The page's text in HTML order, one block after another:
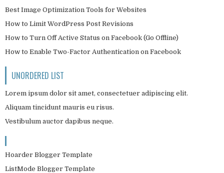
Best Image Optimization Tools for Websites
How to Limit WordPress Post Revisions
How to Turn Off Active Status on Facebook (Go Offline)
How to Enable Two-Factor Authentication on Facebook
UNORDERED LIST
Lorem ipsum dolor sit amet, consectetuer adipiscing elit.
Aliquam tincidunt mauris eu risus.
Vestibulum auctor dapibus neque.
Hoarder Blogger Template
ListMode Blogger Template